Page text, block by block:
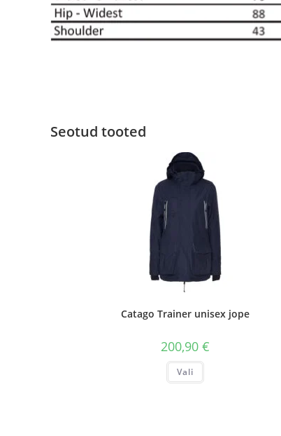
Seotud tooted
Catago Trainer unisex jope
200,90€
Vali
Sellel